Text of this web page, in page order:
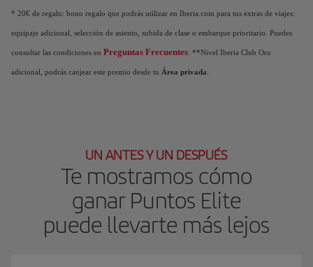
* 20€ de regalo: bono regalo que podrás utilizar en Iberia.com para tus extras de viajes:
equipaje adicional, selección de asiento, subida de clase o embarque prioritario. Puedes
consultar las condiciones en Preguntas Frecuentes . **Nivel Iberia Club Oro
adicional, podrás canjear este premio desde tu Área privada
UN ANTES Y UN DESPUÉS
Te mostramos cómo
ganar Puntos Elite
puede llevarte más lejos